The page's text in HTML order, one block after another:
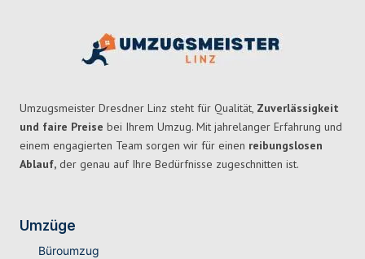
Umzugsmeister Dresdner Linz steht für Qualität, Zuverlässigkeit
und faire Preise bei Ihrem Umzug. Mit jahrelanger Erfahrung und
einem engagierten Team sorgen wir für einen reibungslosen
Ablauf, der genau auf Ihre Bedürfnisse zugeschnitten ist.
Umzüge
Büroumzug